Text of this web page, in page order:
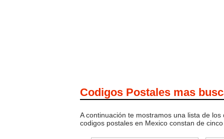
Codigos Postales mas
A continuación te mostramos una lista de
codigos postales en Mexico constan de